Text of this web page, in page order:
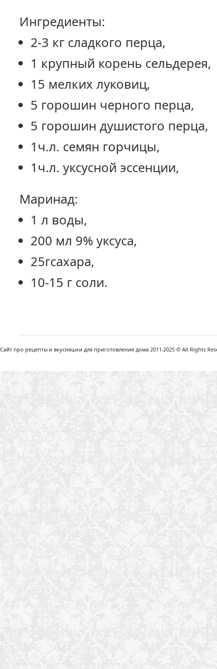
Ингредиенты:
2-3 кг сладкого перца,
1 крупный корень сельдерея,
15 мелких луковиц,
5 горошин черного перца,
5 горошин душистого перца,
1ч.л. семян горчицы,
1ч.л. уксусной эссенции,
Маринад:
1 л воды,
200 мл 9% уксуса,
25гсахара,
10-15 г соли.
Сайт про рецепты и вкусняшки для приготовления дома 2011-2025 © All Rights